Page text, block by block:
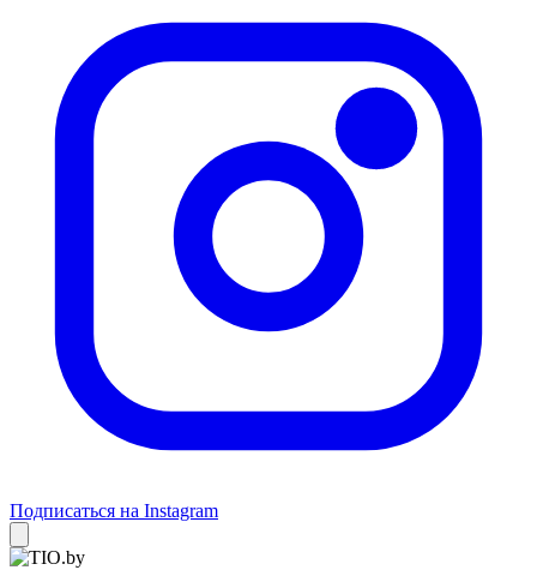
Подписаться на Instagram